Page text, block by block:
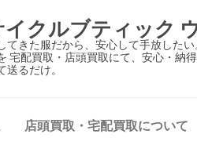
イクルブティック
てきた服だから、安心して手放した
宅配買取・店頭買取にて、安心・納
送るだけ。
店頭買取・宅配買取について